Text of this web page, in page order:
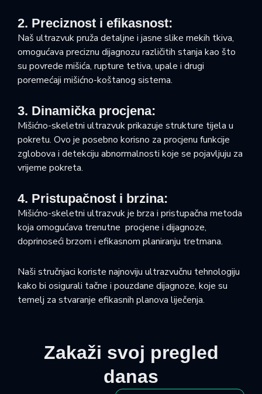
2. Preciznost i efikasnost:
Naš ultrazvuk pruža detaljne i jasne slike mekih tkiva,
omogućava preciznu dijagnozu različitih stanja kao što
su povrede mišića, rupture tetiva, upale i drugi
poremećaji mišićno-koštanog sistema.
3. Dinamička procjena:
Mišićno-skeletni ultrazvuk prikazuje strukture tijela u
pokretu. Ovo je posebno korisno za procjenu funkcije
zglobova i detekciju abnormalnosti koje se pojavljuju za
vrijeme pokreta.
4. Pristupačnost i brzina:
Mišićno-skeletni ultrazvuk je brza i pristupačna metoda
koja omogućava trenutne procjene i dijagnoze,
doprinoseći brzom i efikasnom planiranju tretmana.
Naši stručnjaci koriste najnoviju ultrazvučnu tehnologiju
kako bi osigurali tačne i pouzdane dijagnoze, koje su
temelj za stvaranje efikasnih planova liječenja.
Zakaži svoj pregled
danas